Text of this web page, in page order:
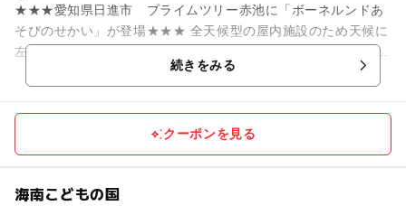
★★★愛知県日進市 プライムツリー赤池に「ボーネルンドあ
そびのせかい」が登場★★★ 全天候型の屋内施設のため天候に
左右されることなく、一日中遊ぶことが可能です。 お友達やご
続きをみる
クーポンを見る
海南こどもの国